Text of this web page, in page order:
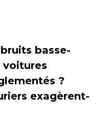
basse-
voitures
?
exagèrent-